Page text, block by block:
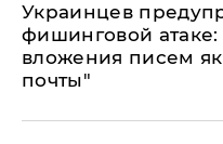
Украинцев
фишинговой атаке:
вложения писем
почты"